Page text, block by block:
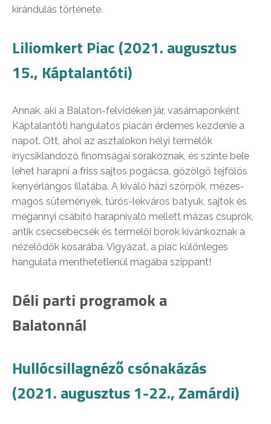
kirándulás története.
Liliomkert Piac (2021. augusztus
15., Káptalantóti)
Annak, aki a Balaton-felvidéken jár, vasárnaponként
Káptalantóti hangulatos piacán érdemes kezdenie a
napot. Ott, ahol az asztalokon helyi termelők
ínycsiklandozó finomságai sorakoznak, és szinte bele
lehet harapni a friss sajtos pogácsa, gőzölgő tejfölös
kenyérlángos illatába. A kiváló házi szörpök, mézes-
magos sütemények, túrós-lekváros batyuk, sajtok és
megannyi csábító harapnivaló mellett mázas csuprok,
antik csecsebecsék és termelői borok kívánkoznak a
nézelődők kosarába. Vigyázat, a piac különleges
hangulata menthetetlenül magába szippant!
Déli parti programok a
Balatonnál
Hullócsillagnéző csónakázás
(2021. augusztus 1-22., Zamárdi)